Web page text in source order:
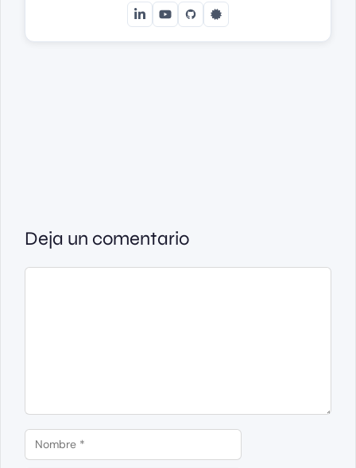
Deja un comentario
Nombre